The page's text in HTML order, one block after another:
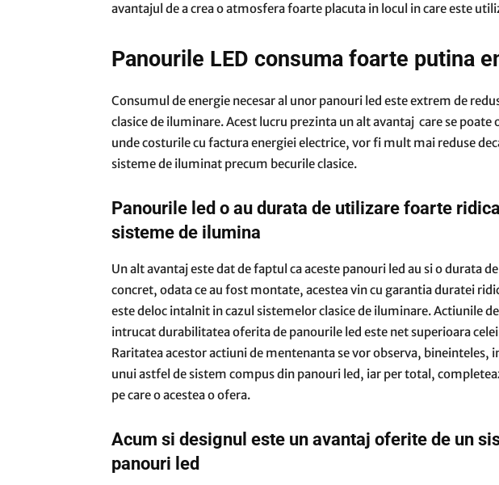
avantajul de a crea o atmosfera foarte placuta in locul in care este
Panourile LED consuma foarte putina
Consumul de energie necesar al unor panouri led este extrem de
clasice de iluminare. Acest lucru prezinta un alt avantaj care se poate
unde costurile cu factura energiei electrice, vor fi mult mai reduse
sisteme de iluminat precum becurile clasice.
Panourile led o au durata de utilizare foarte
sisteme de ilumina
Un alt avantaj este dat de faptul ca aceste panouri led au si o durata
concret, odata ce au fost montate, acestea vin cu garantia duratei
este deloc intalnit in cazul sistemelor clasice de iluminare. Actiunile
intrucat durabilitatea oferita de panourile led este net superioara
Raritatea acestor actiuni de mentenanta se vor observa, bineinteles,
unui astfel de sistem compus din panouri led, iar per total,
pe care o acestea o ofera.
Acum si designul este un avantaj oferite de un
panouri led